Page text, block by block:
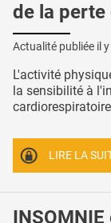
de la perte
Actualité publiée il y
L'activité
la sensibilité à
LIRE LA